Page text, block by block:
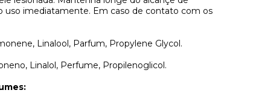
uso imediatamente. Em caso de contato com os
Linalool, Parfum, Propylene Glycol.
Linalol, Perfume, Propilenoglicol.